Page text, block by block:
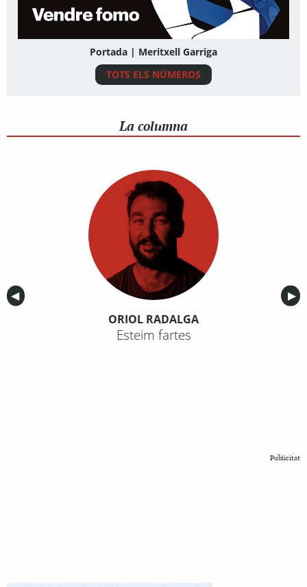
Portada | Meritxell Garriga
TOTS ELS NÚMEROS
La columna
Anterior
◀︎ ▶︎
ORIOL RADALGA
Esteim fartes
Publicitat